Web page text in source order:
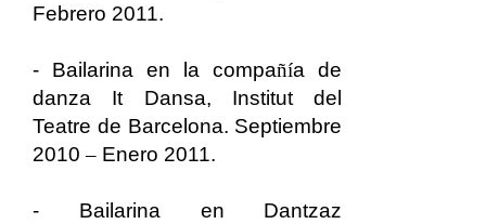
Febrero 2011.
- Bailarina en la compañía de
danza It Dansa, Institut del
Teatre de Barcelona. Septiembre
2010– Enero 2011.
- Bailarina en Dantzaz